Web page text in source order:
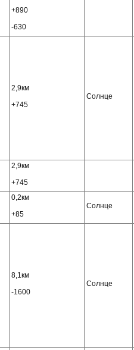
+890
-630
2,9км
+745
Солнце
2,9км
+745
0,2км
+85
Солнце
8,1км
-1600
Солнце